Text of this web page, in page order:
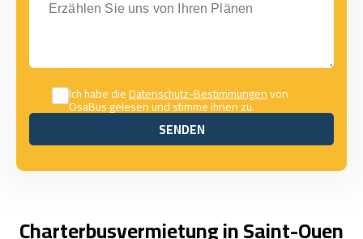
Ich habe dieDatenschutz-Bestimmungenvon
OsaBus gelesen und stimme ihnen zu.
SENDEN
SENDEN
Charterbusvermietung in Saint-Ouen